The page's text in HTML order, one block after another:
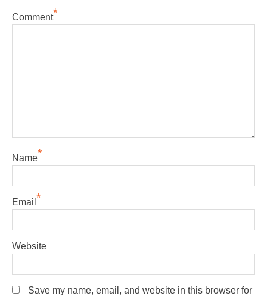
Comment*
Name*
Email *
Website
Save my name, email, and website in this browser for